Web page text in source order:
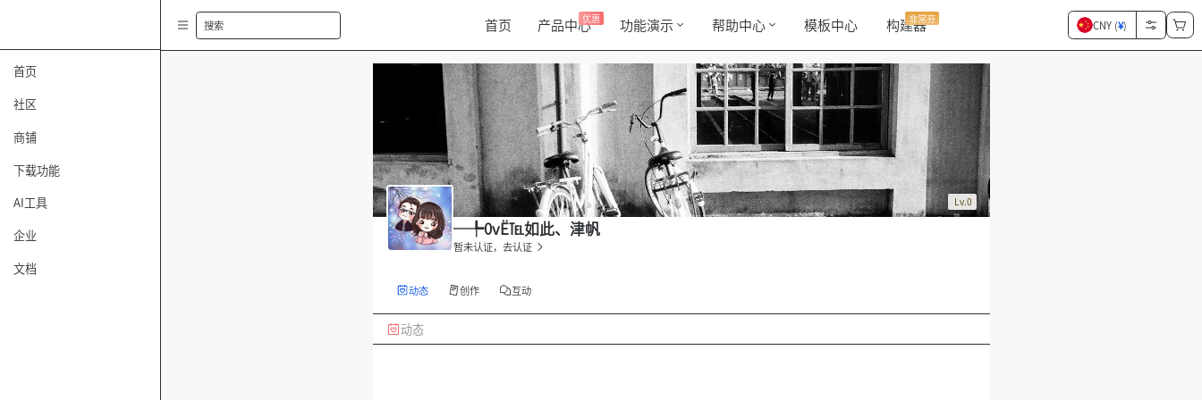
首页
社区
商铺
下载功能
AI工具
企业
文档
搜索 首页 产品中心优惠 功能演示 帮助中心 模板中心 构建器
非常夯 CNY (¥)
Lv.0
─╄0vЁ℡如此、津帆
暂未认证，去认证
动态 创作 互动
动态